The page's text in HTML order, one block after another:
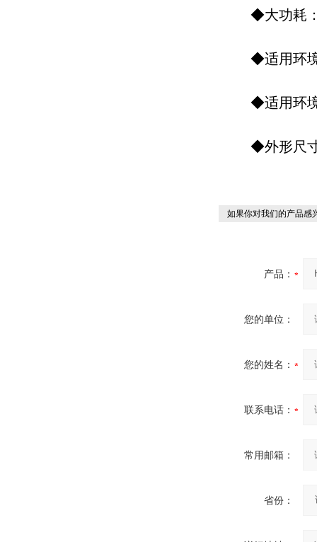
◆大功耗：
◆适用环境
◆适用环境
◆外形尺寸
如果你对我们的产品感
产品：
您的单位：
您的姓名：
联系电话：
常用邮箱：
省份：